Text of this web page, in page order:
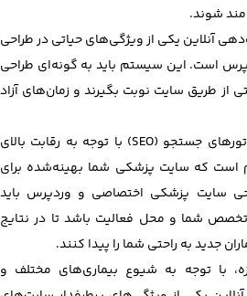
شوند.
آنلاین یکی از ویژگی‌های حیاتی در طراحی
است. این سیستم باید به گونه‌ای طراحی
از طریق سایت نوبت بگیرند و زمان‌های آزاد
3.محتوای بهینه‌شده برای موتورهای جستجو (SEO) با توجه به رقابت بالای
است که سایت پزشکی شما بهینه‌شده برای
سایت پزشکی اختصاصی و وردپرس باید
شما و محل فعالیت باشد تا در نتایج
جدید به راحتی شما را پیدا کنند.
با توجه به شیوع بیماری‌های مختلف و